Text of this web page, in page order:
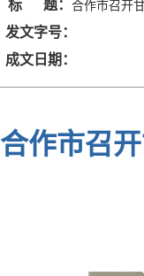
标 题：合作市召开
发文字号：
成文日期：
合作市召